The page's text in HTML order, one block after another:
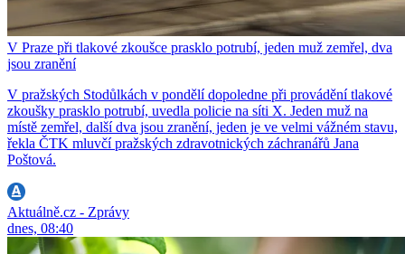
V Praze při tlakové zkoušce prasklo potrubí, jeden muž zemřel, dva
jsou zranění
V pražských Stodůlkách v pondělí dopoledne při provádění tlakové
zkoušky prasklo potrubí, uvedla policie na síti X. Jeden muž na
místě zemřel, další dva jsou zranění, jeden je ve velmi vážném stavu,
řekla ČTK mluvčí pražských zdravotnických záchranářů Jana
Poštová.
Aktuálně.cz - Zprávy
dnes, 08:40